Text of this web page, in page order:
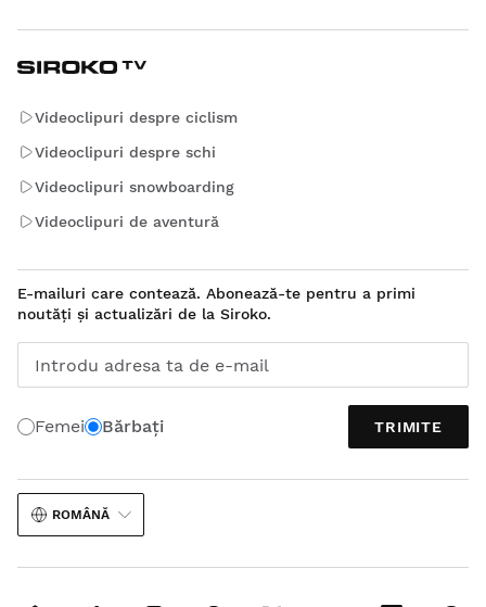
Videoclipuri despre ciclism
Videoclipuri despre schi
Videoclipuri snowboarding
Videoclipuri de aventură
E-mailuri care contează. Abonează-te pentru a primi
noutăți și actualizări de la Siroko.
Introdu adresa ta de e-mail
Femei Bărbați TRIMITE
ROMÂNĂ